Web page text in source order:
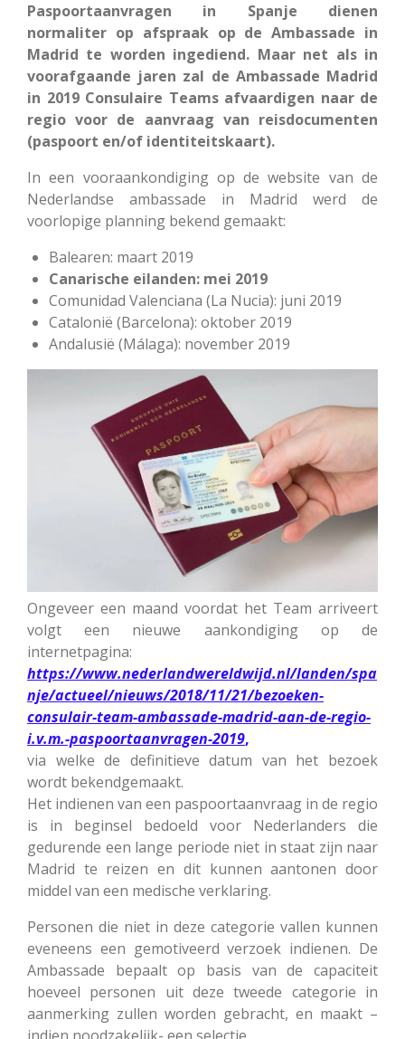
Paspoortaanvragen in Spanje dienen
normaliter op afspraak op de Ambassade in
Madrid te worden ingediend. Maar net als in
voorafgaande jaren zal de Ambassade Madrid
in 2019 Consulaire Teams afvaardigen naar de
regio voor de aanvraag van reisdocumenten
(paspoort en/of identiteitskaart).
In een vooraankondiging op de website van de
Nederlandse ambassade in Madrid werd de
voorlopige planning bekend gemaakt:
Balearen: maart 2019
Canarische eilanden: mei 2019
Comunidad Valenciana (La Nucia): juni 2019
Catalonië (Barcelona): oktober 2019
Andalusië (Málaga): november 2019
Ongeveer een maand voordat het Team arriveert
volgt een nieuwe aankondiging op de
internetpagina:
https://www.nederlandwereldwijd.nl/landen/spa
nje/actueel/nieuws/2018/11/21/bezoeken-
consulair-team-ambassade-madrid-aan-de-regio-
i.v.m.-paspoortaanvragen-2019,
via welke de definitieve datum van het bezoek
wordt bekendgemaakt.
Het indienen van een paspoortaanvraag in de regio
is in beginsel bedoeld voor Nederlanders die
gedurende een lange periode niet in staat zijn naar
Madrid te reizen en dit kunnen aantonen door
middel van een medische verklaring.
Personen die niet in deze categorie vallen kunnen
eveneens een gemotiveerd verzoek indienen. De
Ambassade bepaalt op basis van de capaciteit
hoeveel personen uit deze tweede categorie in
aanmerking zullen worden gebracht, en maakt –